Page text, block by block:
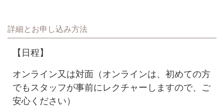
詳細とお申し込み方法
【日程】
オンライン又は対面（オンラインは、初めての方
でもスタッフが事前にレクチャーしますので、ご
安心ください）